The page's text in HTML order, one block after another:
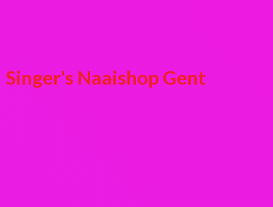
Singer's Naaishop Gent